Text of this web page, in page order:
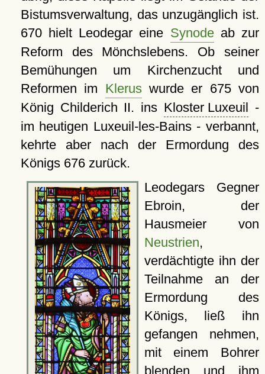
Bistumsverwaltung, das unzugänglich ist.
670 hielt Leodegar eine Synodeab zur
Reform des Mönchslebens. Ob seiner
Bemühungen um Kirchenzucht und
Reformen im Kleruswurde er 675 von
König Childerich II. ins Kloster Luxeuil
-
im heutigen Luxeuil-les-Bains - verbannt,
kehrte aber nach der Ermordung des
Königs 676 zurück.
Leodegars Gegner
Ebroin, der
Hausmeier von
Neustrien,
verdächtigte ihn der
Teilnahme an der
Ermordung des
Königs, ließ ihn
gefangen nehmen,
mit einem Bohrer
blenden und ihm